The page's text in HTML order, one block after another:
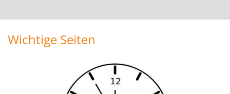
Wichtige Seiten